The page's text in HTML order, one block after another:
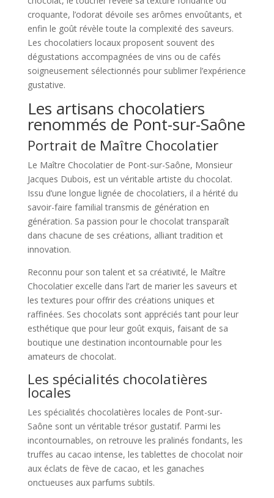
croquante, l’odorat dévoile ses arômes envoûtants, et
enfin le goût révèle toute la complexité des saveurs.
Les chocolatiers locaux proposent souvent des
dégustations accompagnées de vins ou de cafés
soigneusement sélectionnés pour sublimer l’expérience
gustative.
Les artisans chocolatiers
renommés de Pont-sur-Saône
Portrait de Maître Chocolatier
Le Maître Chocolatier de Pont-sur-Saône, Monsieur
Jacques Dubois, est un véritable artiste du chocolat.
Issu d’une longue lignée de chocolatiers, il a hérité du
savoir-faire familial transmis de génération en
génération. Sa passion pour le chocolat transparaît
dans chacune de ses créations, alliant tradition et
innovation.
Reconnu pour son talent et sa créativité, le Maître
Chocolatier excelle dans l’art de marier les saveurs et
les textures pour offrir des créations uniques et
raffinées. Ses chocolats sont appréciés tant pour leur
esthétique que pour leur goût exquis, faisant de sa
boutique une destination incontournable pour les
amateurs de chocolat.
Les spécialités chocolatières
locales
Les spécialités chocolatières locales de Pont-sur-
Saône sont un véritable trésor gustatif. Parmi les
incontournables, on retrouve les pralinés fondants, les
truffes au cacao intense, les tablettes de chocolat noir
aux éclats de fève de cacao, et les ganaches
onctueuses aux parfums subtils.